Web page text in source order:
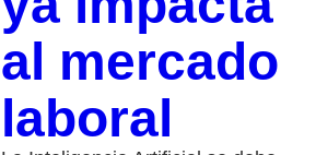
al mercado
laboral